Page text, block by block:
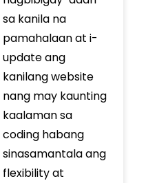
sa kanila na
pamahalaan at i-
update ang
kanilang website
nang may kaunting
kaalaman sa
coding habang
sinasamantala ang
flexibility at